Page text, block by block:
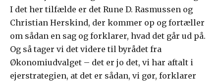
I det her tilfælde er det Rune D. Rasmussen og
Christian Herskind, der kommer op og fortæller
om sådan en sag og forklarer, hvad det går ud på.
Og så tager vi det videre til byrådet fra
Økonomiudvalget – det er jo det, vi har aftalt i
ejerstrategien, at det er sådan, vi gør, forklarer